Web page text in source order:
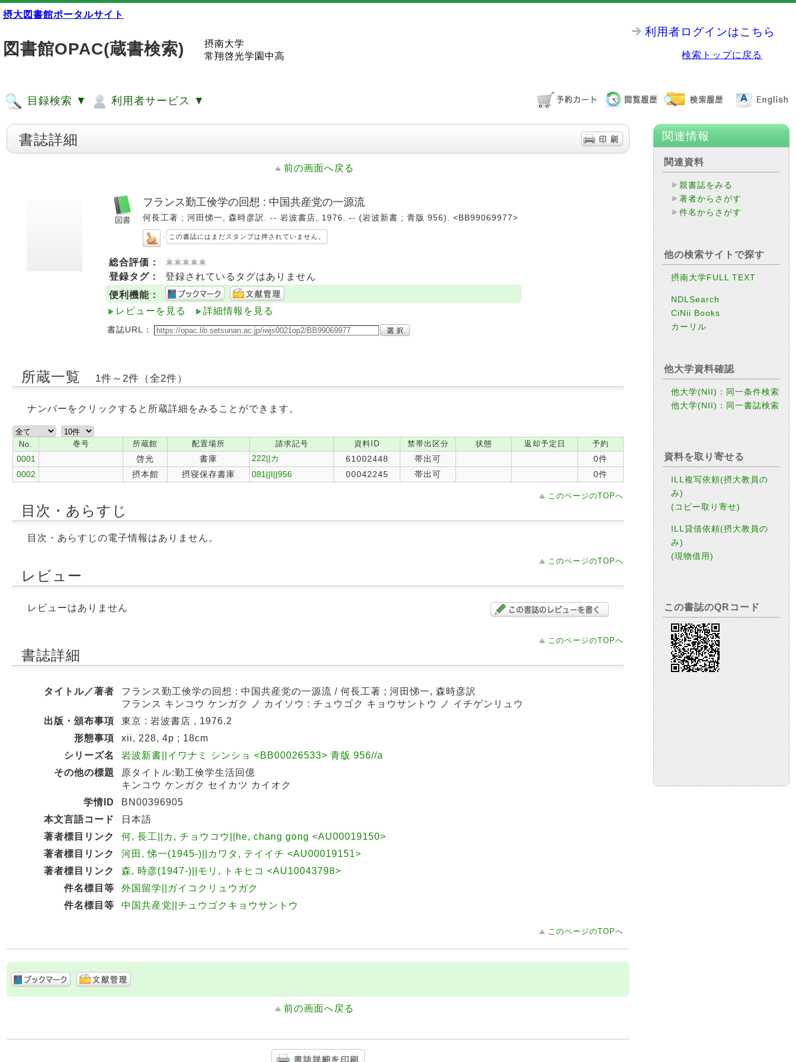
摂大図書館ポータルサイト
図書館OPAC(蔵書検索)
摂南大学
常翔啓光学園中高
利用者ログインはこちら
検索トップに戻る
目録検索 ▼ 利用者サービス ▼
書誌詳細
前の画面へ戻る
フランス勤工倹学の回想 : 中国共産党の一源流
何長工著 ; 河田悌一, 森時彦訳. -- 岩波書店, 1976. -- (岩波新書 ; 青版 956). <BB99069977>
この書誌にはまだスタンプは押されていません。
総合評価：
登録タグ：
登録されているタグはありません
便利機能：
レビューを見る
詳細情報を見る
書誌URL：
所蔵一覧 1件～2件（全2件）
ナンバーをクリックすると所蔵詳細をみることができます。
No. 巻号 所蔵館 配置場所 請求記号 資料ID 禁帯出区分 状態 返却予定日 予約
0001 啓光 書庫 222||カ 61002448 帯出可
0件
0002
摂本館 摂寝保存書庫 081||I||956 00042245 帯出可 0件
このページのTOPへ
目次・あらすじ
目次・あらすじの電子情報はありません。
このページのTOPへ
レビュー
レビューはありません
このページのTOPへ
書誌詳細
タイトル／著者
フランス勤工倹学の回想 : 中国共産党の一源流 / 何長工著 ; 河田悌一, 森時彦訳
フランス キンコウ ケンガク ノ カイソウ : チュウゴク キョウサントウ ノ イチゲンリュウ
出版・頒布事項
東京 : 岩波書店 , 1976.2
形態事項
xii, 228, 4p ; 18cm
シリーズ名
岩波新書||イワナミ シンショ <BB00026533> 青版 956//a
その他の標題
原タイトル:勤工倹学生活回億
キンコウ ケンガク セイカツ カイオク
学情ID
BN00396905
本文言語コード
日本語
著者標目リンク
何, 長工||カ, チョウコウ||he, chang gong <AU00019150>
著者標目リンク
河田, 悌一(1945-)||カワタ, テイイチ <AU00019151>
著者標目リンク
森, 時彦(1947-)||モリ, トキヒコ <AU10043798>
件名標目等
外国留学||ガイコクリュウガク
件名標目等
中国共産党||チュウゴクキョウサントウ
このページのTOPへ
前の画面へ戻る
関連情報
関連資料
親書誌をみる
著者からさがす
件名からさがす
他の検索サイトで探す
摂南大学FULL TEXT
NDLSearch
CiNii Books
カーリル
他大学資料確認
他大学(NII)：同一条件検索
他大学(NII)：同一書誌検索
資料を取り寄せる
ILL複写依頼(摂大教員の
み)
(コピー取り寄せ)
ILL貸借依頼(摂大教員の
み)
(現物借用)
この書誌のQRコード